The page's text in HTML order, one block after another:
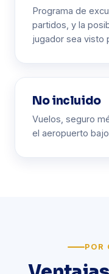
Programa de
partidos, y la
jugador sea visto
No incluido
Vuelos, seguro
el aeropuerto
POR